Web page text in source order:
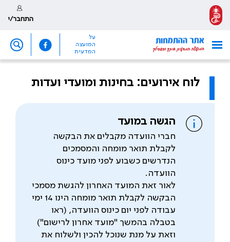
התחבר/י
על
המועצה
המדעית
לוח אירועים: בחינות ומועדי ועדות
הגשה במועד
חברי הוועדה מקבלים את הבקשה
לקבלת תואר מומחה והמסמכים
הנדרשים כשבוע לפני מועד כינוס
הוועדה.
לאור זאת המועד האחרון להגשת מסמכי
הבקשה לקבלת תואר מומחה הינו 14 ימי
עבודה לפני יום כינוס הוועדה, (ראו
בטבלה בהמשך "מועד אחרון לרישום")
וזאת על מנת שנוכל להכין ולשלוח את